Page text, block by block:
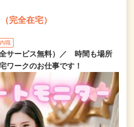
完全在宅）
職
サービス無料）／ 時間も場所
ワークのお仕事です！